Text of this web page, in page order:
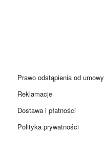
Prawo odstąpienia od umowy
Reklamacje
Dostawa i płatności
Polityka prywatności